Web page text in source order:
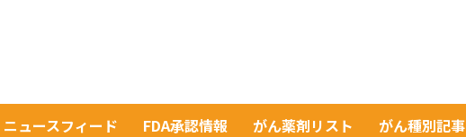
ニュースフィード FDA承認情報 がん薬剤リスト がん種別記事